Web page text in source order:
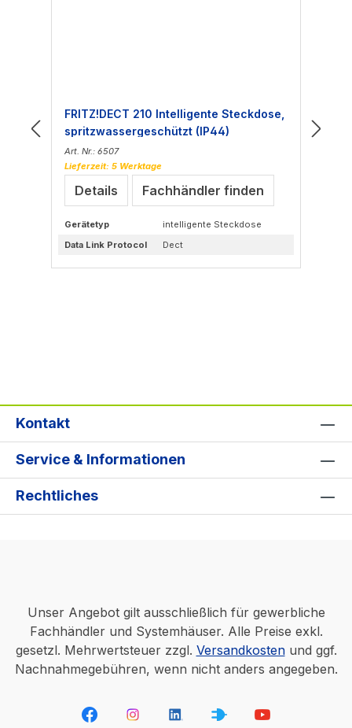
FRITZ!DECT 210 Intelligente Steckdose,
spritzwassergeschützt (IP44)
Art. Nr.: 6507
Lieferzeit: 5 Werktage
Details Fachhändler finden
Gerätetyp
intelligente Steckdose
Data Link Protocol
Dect
Kontakt
Service & Informationen
Rechtliches
Unser Angebot gilt ausschließlich für gewerbliche
Fachhändler und Systemhäuser. Alle Preise exkl.
gesetzl. Mehrwertsteuer zzgl. Versandkostenund ggf.
Nachnahmegebühren, wenn nicht anders angegeben.